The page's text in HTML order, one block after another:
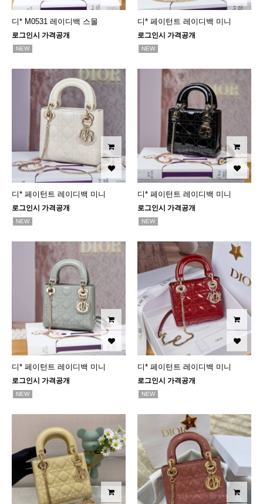
디* M0531 레이디백 스몰
로그인시 가격공개
NEW
디* 페이턴트 레이디백 미니
로그인시 가격공개
NEW
디* 페이턴트 레이디백 미니
로그인시 가격공개
NEW
디* 페이턴트 레이디백 미니
로그인시 가격공개
NEW
디* 페이턴트 레이디백 미니
로그인시 가격공개
NEW
디* 페이턴트 레이디백 미니
로그인시 가격공개
NEW